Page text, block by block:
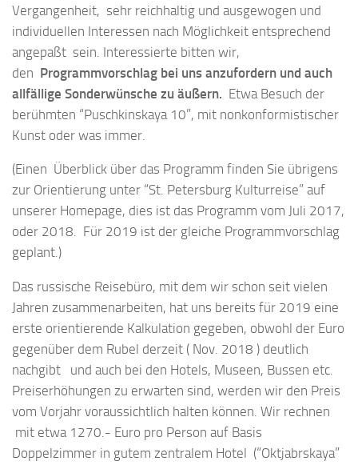
Vergangenheit, sehr reichhaltig und ausgewogen und
individuellen Interessen nach Möglichkeit entsprechend
angepaßt sein. Interessierte bitten wir,
den Programmvorschlag bei uns anzufordern und auch
allfällige Sonderwünsche zu äußern. Etwa Besuch der
berühmten “Puschkinskaya 10”, mit nonkonformistischer
Kunst oder was immer.
(Einen Überblick über das Programm finden Sie übrigens
zur Orientierung unter “St. Petersburg Kulturreise” auf
unserer Homepage, dies ist das Programm vom Juli 2017,
oder 2018. Für 2019 ist der gleiche Programmvorschlag
geplant.)
Das russische Reisebüro, mit dem wir schon seit vielen
Jahren zusammenarbeiten, hat uns bereits für 2019 eine
erste orientierende Kalkulation gegeben, obwohl der Euro
gegenüber dem Rubel derzeit ( Nov. 2018 ) deutlich
nachgibt und auch bei den Hotels, Museen, Bussen etc.
Preiserhöhungen zu erwarten sind, werden wir den Preis
vom Vorjahr voraussichtlich halten können. Wir rechnen
mit etwa 1270.- Euro pro Person auf Basis
Doppelzimmer in gutem zentralem Hotel (“Oktjabrskaya”